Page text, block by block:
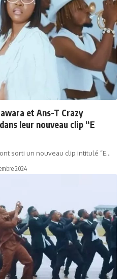
et Ans-T Crazy
leur nouveau clip “E
sorti un nouveau clip intitulé “E…
2024